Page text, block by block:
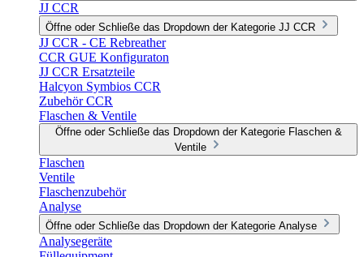
JJ CCR
Öffne oder Schließe das Dropdown der Kategorie JJ CCR
JJ CCR - CE Rebreather
CCR GUE Konfiguraton
JJ CCR Ersatzteile
Halcyon Symbios CCR
Zubehör CCR
Flaschen & Ventile
Öffne oder Schließe das Dropdown der Kategorie Flaschen &
Ventile
Flaschen
Ventile
Flaschenzubehör
Analyse
Öffne oder Schließe das Dropdown der Kategorie Analyse
Analysegeräte